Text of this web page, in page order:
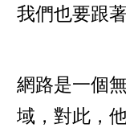
我們也要跟
網路是一個
域，對此，